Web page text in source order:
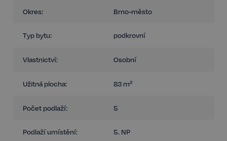
Okres: Brno-město
Typ bytu: podkrovní
Vlastnictví: Osobní
Užitná plocha: 83 m²
Počet podlaží: 5
Podlaží umístění: 5. NP